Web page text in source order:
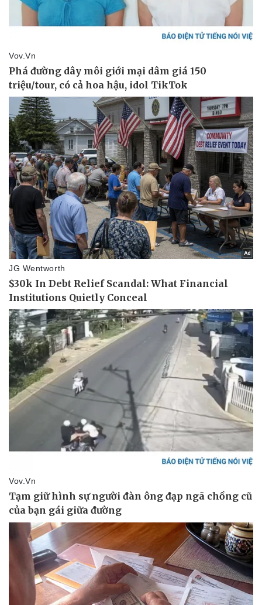
Thể thao
Bóng đá
Lịch thi đấu bóng đá
Thế giới thể thao
eSports
Hậu trường
Ô tô - Xe máy
Ô tô
Tư vấn